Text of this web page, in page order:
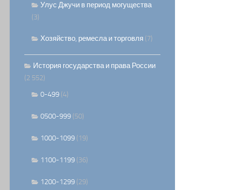
Улус Джучи в период могущества
(3)
Хозяйство, ремесла и торговля (7)
История государства и права России
(2 552)
0-499 (4)
0500-999 (50)
1000-1099 (19)
1100-1199 (36)
1200-1299 (29)